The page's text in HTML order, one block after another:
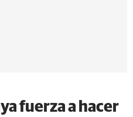
fuerza a hacer